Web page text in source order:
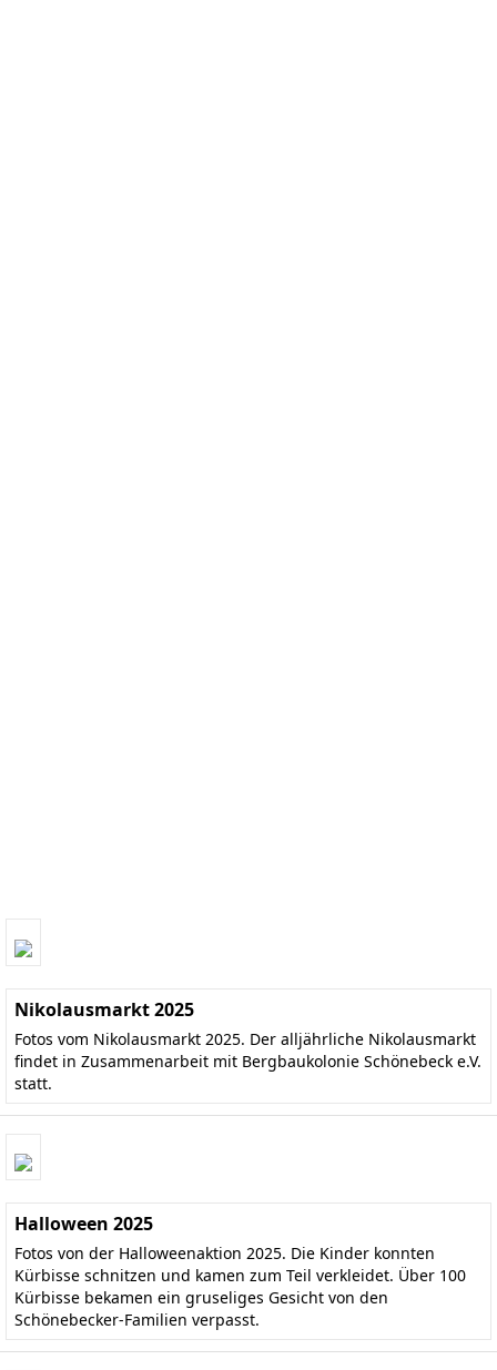
Nikolausmarkt 2025
Fotos vom Nikolausmarkt 2025. Der alljährliche Nikolausmarkt
findet in Zusammenarbeit mit Bergbaukolonie Schönebeck e.V.
statt.
Halloween 2025
Fotos von der Halloweenaktion 2025. Die Kinder konnten
Kürbisse schnitzen und kamen zum Teil verkleidet. Über 100
Kürbisse bekamen ein gruseliges Gesicht von den
Schönebecker-Familien verpasst.